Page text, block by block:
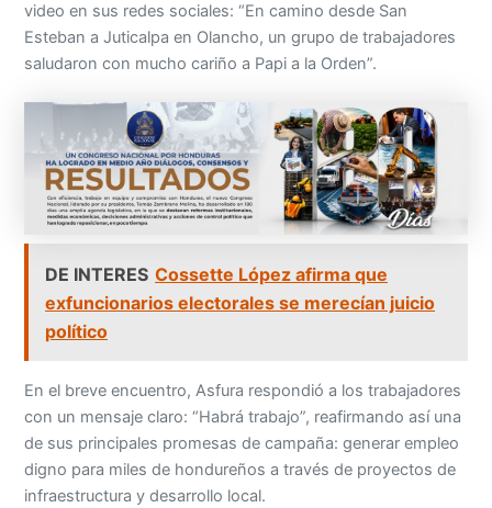
video en sus redes sociales: “En camino desde San
Esteban a Juticalpa en Olancho, un grupo de trabajadores
saludaron con mucho cariño a Papi a la Orden”.
DE INTERES Cossette López afirma que
exfuncionarios electorales se merecían juicio
político
En el breve encuentro, Asfura respondió a los trabajadores
con un mensaje claro: “Habrá trabajo”, reafirmando así una
de sus principales promesas de campaña: generar empleo
digno para miles de hondureños a través de proyectos de
infraestructura y desarrollo local.